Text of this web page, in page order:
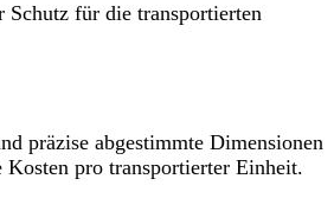
Schutz für die transportierten
präzise abgestimmte Dimensionen
pro transportierter Einheit.